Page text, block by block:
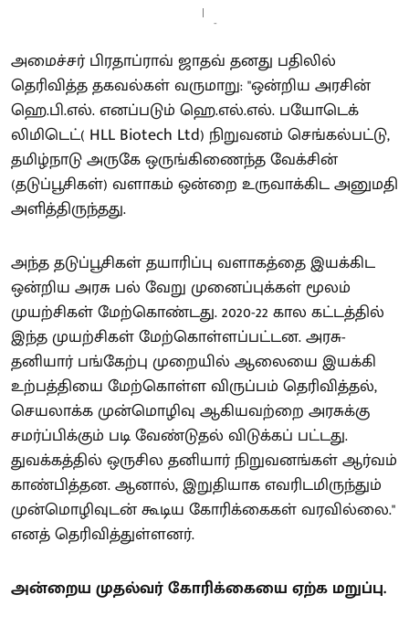
-
அமைச்சர் பிரதாப்ராவ் ஜாதவ் தனது பதிலில்
தெரிவித்த தகவல்கள் வருமாறு: "ஒன்றிய அரசின்
ஹெ.பி.எல். எனப்படும் ஹெ.எல்.எல். பயோடெக்
லிமிடெட்( HLL Biotech Ltd) நிறுவனம் செங்கல்பட்டு,
தமிழ்நாடு அருகே ஒருங்கிணைந்த வேக்சின்
(தடுப்பூசிகள்) வளாகம் ஒன்றை உருவாக்கிட அனுமதி
அளித்திருந்தது.
அந்த தடுப்பூசிகள் தயாரிப்பு வளாகத்தை இயக்கிட
ஒன்றிய அரசு பல் வேறு முனைப்புக்கள் மூலம்
முயற்சிகள் மேற்கொண்டது. 2020-22 கால கட்டத்தில்
இந்த முயற்சிகள் மேற்கொள்ளப்பட்டன. அரசு-
தனியார் பங்கேற்பு முறையில் ஆலையை இயக்கி
உற்பத்தியை மேற்கொள்ள விருப்பம் தெரிவித்தல்,
செயலாக்க முன்மொழிவு ஆகியவற்றை அரசுக்கு
சமர்ப்பிக்கும் படி வேண்டுதல் விடுக்கப் பட்டது.
துவக்கத்தில் ஒருசில தனியார் நிறுவனங்கள் ஆர்வம்
காண்பித்தன. ஆனால், இறுதியாக எவரிடமிருந்தும்
முன்மொழிவுடன் கூடிய கோரிக்கைகள் வரவில்லை."
எனத் தெரிவித்துள்ளனர்.
அன்றைய முதல்வர் கோரிக்கையை ஏற்க மறுப்பு.